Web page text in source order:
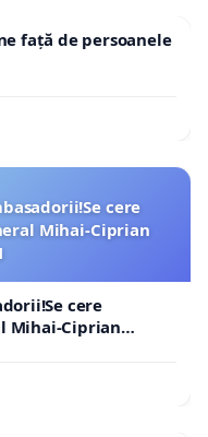
față de persoanele
cere
Mihai-Ciprian
cere
Mihai-Ciprian